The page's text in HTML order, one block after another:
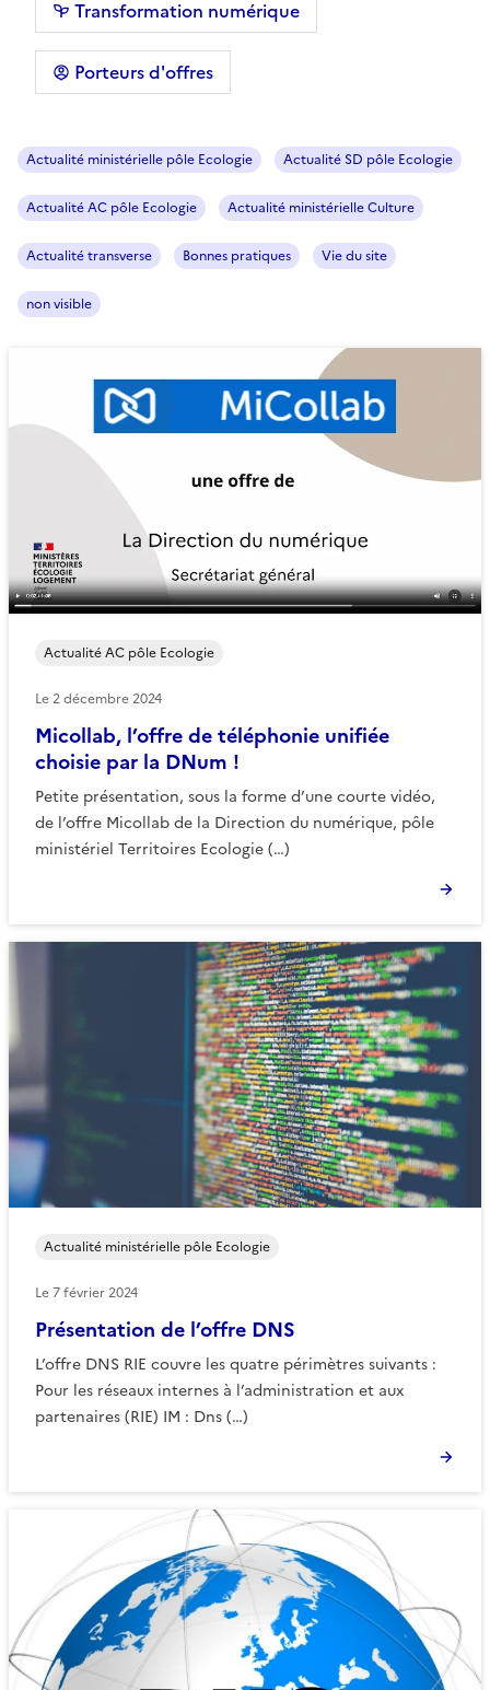
Transformation numérique
Porteurs d'offres
Actualité ministérielle pôle Ecologie Actualité SD pôle Ecologie
Actualité AC pôle Ecologie Actualité ministérielle Culture
Actualité transverse Bonnes pratiques Vie du site
non visible
Micollab, l’offre de téléphonie unifiée
choisie par la DNum !
Petite présentation, sous la forme d’une courte vidéo,
de l’offre Micollab de la Direction du numérique, pôle
ministériel Territoires Ecologie (…)
Actualité AC pôle Ecologie
Le2 décembre 2024
Présentation de l’offre DNS
L’offre DNS RIE couvre les quatre périmètres suivants :
Pour les réseaux internes à l’administration et aux
partenaires (RIE) IM : Dns (…)
Actualité ministérielle pôle Ecologie
Le7 février 2024